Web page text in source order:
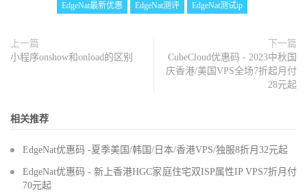
EdgeNat最新优惠
EdgeNat测评 EdgeNat测试ip
上一篇
小程序onshow和onload的区别
下一篇
CubeCloud优惠码 - 2023中秋国
庆香港/美国VPS全场7折起月付
28元起
相关推荐
EdgeNat优惠码 -夏季美国/韩国/日本/香港VPS/独服8折月32元起
EdgeNat优惠码 - 新上香港HGC家庭住宅双ISP属性IP VPS7折月付
70元起